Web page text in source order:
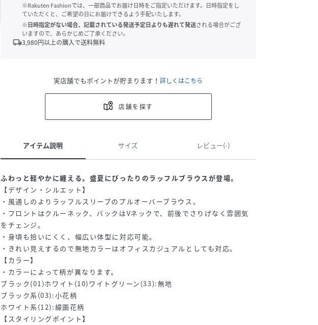
※Rakuten Fashionでは、一部商品でお届け日時をご指定いただけます。日時指定をし
ていただくと、ご希望の日にお届けできるよう手配いたします。
※日時指定がない場合、記載されている発送予定日よりも遅れて発送される場合がござ
いますので、あらかじめご了承ください。
local_shipping3,980円以上の購入で送料無料
実店舗でもポイントが貯まります！ 詳しくはこちら
店舗を探す
アイテム説明 サイズ レビュー(-)
ふわっと軽やかに纏える。盛夏にぴったりのラッフルブラウスが登場。
【デザイン・シルエット】
・風通しのよりラッフルスリーブのプルオーバーブラウス。
・フロントはクルーネック、バックはVネックで、前後でさりげなく雰囲気
をチェンジ。
・身頃も拾いにくく、幅広い体型に対応可能。
・きれい見えするので無地カラーはオフィスカジュアルとしても対応。
【カラー】
・カラーによって柄が異なります。
ブラック(01)ホワイト(10)ワイトグリーン(33):無地
ブラック系(03):小花柄
ホワイト系(12):線画花柄
【スタイリングポイント】